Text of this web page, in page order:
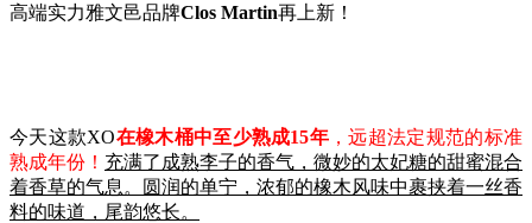
高端实力雅文邑品牌Clos Martin再上新！
今天这款XO在橡木桶中至少熟成15年 ，远超法定规范的标准
熟成年份！ 充满了成熟李子的香气，微妙的太妃糖的甜蜜混合
着香草的气息。圆润的单宁，浓郁的橡木风味中裹挟着一丝香
料的味道，尾韵悠长。